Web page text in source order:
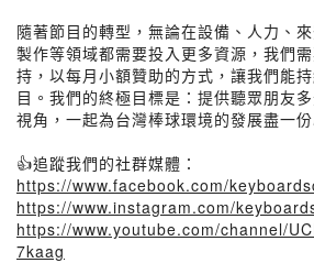
隨著節目的轉型，無論在設備、人力、
製作等領域都需要投入更多資源，我們
持，以每月小額贊助的方式，讓我們能
目。我們的終極目標是：提供聽眾朋友
視角，一起為台灣棒球環境的發展盡一份
👍追蹤我們的社群媒體：
https://www.facebook.com/
https://www.instagram.com/
https://www.youtube.com/channel/
7kaag